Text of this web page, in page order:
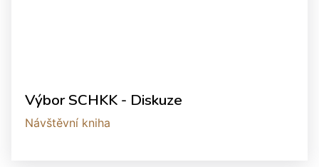
Výbor SCHKK - Diskuze
Návštěvní kniha